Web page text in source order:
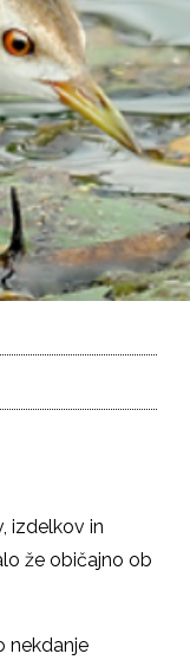
izdelkov in
že običajno ob
nekdanje